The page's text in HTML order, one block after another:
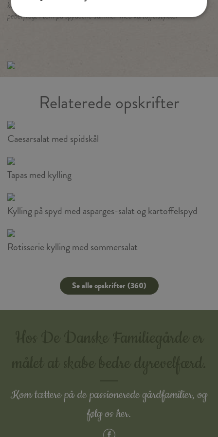
kan variere ved at tilføje f.eks. cherrytomater, champignons eller
peberfrugt i tern på spyddene sammen med kartoffelstykker
.
Relaterede opskrifter
Caesarsalat med spidskål
Tapas med kylling
Kylling på spyd med asparges-salat og kartoffelspyd
Rotisserie kylling med sommersalat
Se alle opskrifter (360)
Kom tættere på de passionerede gårdfamilier, og
følg os her.